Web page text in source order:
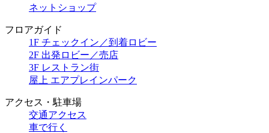
ネットショップ
フロアガイド
1F チェックイン／到着ロビー
2F 出発ロビー／売店
3F レストラン街
屋上 エアプレインパーク
アクセス・駐車場
交通アクセス
車で行く